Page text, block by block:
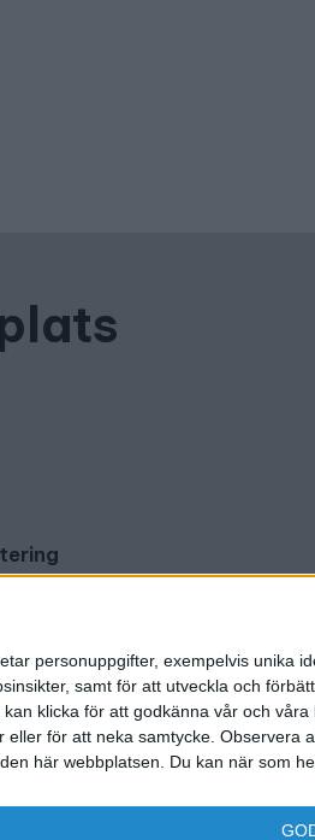
personuppgifter, exempelvis unika
samt för att utveckla och
klicka för att godkänna vår och
för att neka samtycke. Observera
här webbplatsen. Du kan när som